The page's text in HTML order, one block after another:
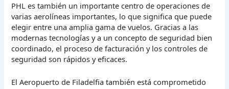
PHL es también un importante centro de operaciones de
varias aerolíneas importantes, lo que significa que puede
elegir entre una amplia gama de vuelos. Gracias a las
modernas tecnologías y a un concepto de seguridad bien
coordinado, el proceso de facturación y los controles de
seguridad son rápidos y eficaces.
El Aeropuerto de Filadelfia también está comprometido